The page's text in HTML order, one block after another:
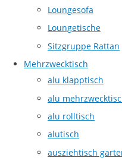
Loungesofa
Loungetische
Sitzgruppe Rattan
Mehrzwecktisch
alu klapptisch
alu
alu rolltisch
alutisch
ausziehtisch